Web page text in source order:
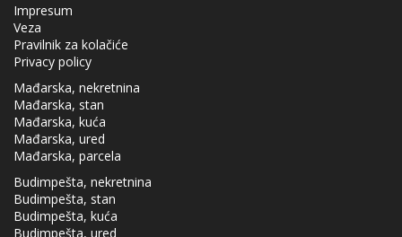
Impresum
Veza
Pravilnik za kolačiće
Privacy policy
Mađarska, nekretnina
Mađarska, stan
Mađarska, kuća
Mađarska, ured
Mađarska, parcela
Budimpešta, nekretnina
Budimpešta, stan
Budimpešta, kuća
Budimpešta, ured